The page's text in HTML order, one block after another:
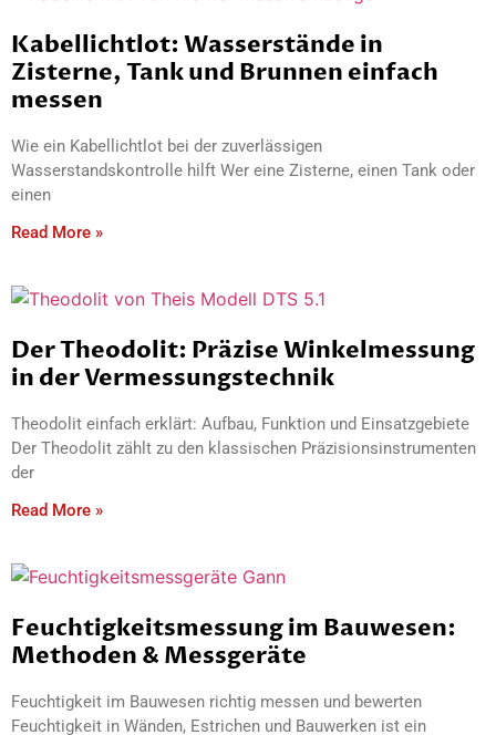
Kabellichtlot: Wasserstände in
Zisterne, Tank und Brunnen einfach
messen
Wie ein Kabellichtlot bei der zuverlässigen
Wasserstandskontrolle hilft Wer eine Zisterne, einen Tank oder
einen
Read More »
Der Theodolit: Präzise Winkelmessung
in der Vermessungstechnik
Theodolit einfach erklärt: Aufbau, Funktion und Einsatzgebiete
Der Theodolit zählt zu den klassischen Präzisionsinstrumenten
der
Read More »
Feuchtigkeitsmessung im Bauwesen:
Methoden & Messgeräte
Feuchtigkeit im Bauwesen richtig messen und bewerten
Feuchtigkeit in Wänden, Estrichen und Bauwerken ist ein